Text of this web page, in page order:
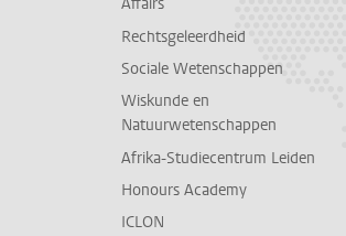
Affairs
Rechtsgeleerdheid
Sociale Wetenschappen
Wiskunde en
Natuurwetenschappen
Afrika-Studiecentrum Leiden
Honours Academy
ICLON